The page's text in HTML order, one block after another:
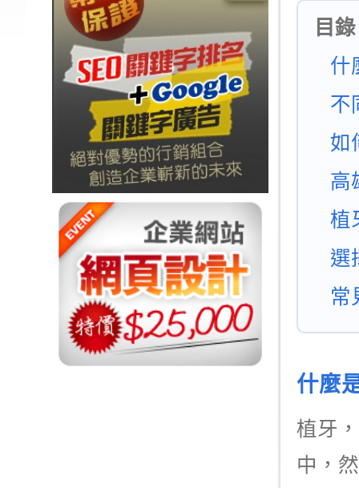
目錄
什
不
如
高
植
選
常
什麼
植牙
中，